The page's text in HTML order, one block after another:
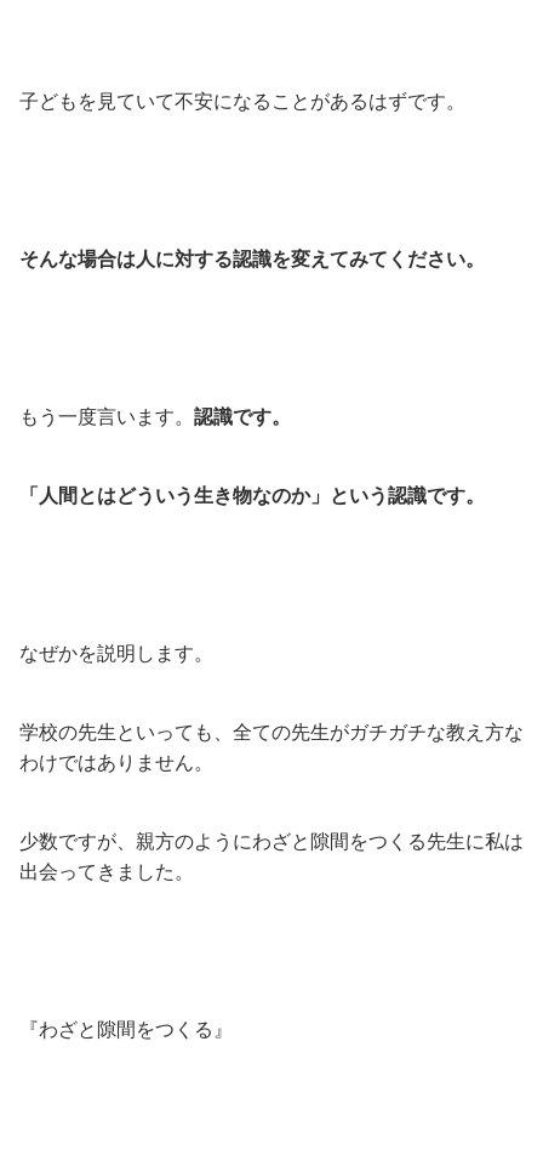
子どもを見ていて不安になることがあるはずです。
そんな場合は人に対する認識を変えてみてください。
もう一度言います。 認識です。
「人間とはどういう生き物なのか」という認識です。
なぜかを説明します。
学校の先生といっても、全ての先生がガチガチな教え方な
わけではありません。
少数ですが、親方のようにわざと隙間をつくる先生に私は
出会ってきました。
『わざと隙間をつくる』